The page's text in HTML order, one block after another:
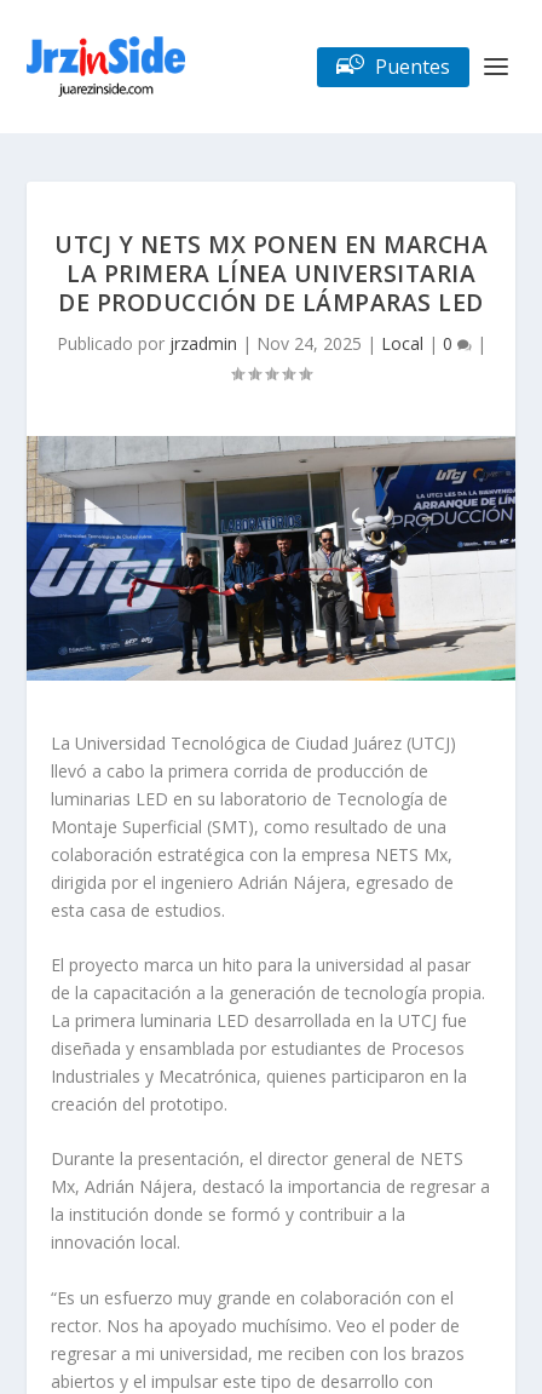
Puentes
UTCJ Y NETS MX PONEN EN MARCHA
LA PRIMERA LÍNEA UNIVERSITARIA
DE PRODUCCIÓN DE LÁMPARAS LED
Publicado por jrzadmin | Nov 24, 2025 | Local | 0 |
La Universidad Tecnológica de Ciudad Juárez (UTCJ)
llevó a cabo la primera corrida de producción de
luminarias LED en su laboratorio de Tecnología de
Montaje Superficial (SMT), como resultado de una
colaboración estratégica con la empresa NETS Mx,
dirigida por el ingeniero Adrián Nájera, egresado de
esta casa de estudios.
El proyecto marca un hito para la universidad al pasar
de la capacitación a la generación de tecnología propia.
La primera luminaria LED desarrollada en la UTCJ fue
diseñada y ensamblada por estudiantes de Procesos
Industriales y Mecatrónica, quienes participaron en la
creación del prototipo.
Durante la presentación, el director general de NETS
Mx, Adrián Nájera, destacó la importancia de regresar a
la institución donde se formó y contribuir a la
innovación local.
“Es un esfuerzo muy grande en colaboración con el
rector. Nos ha apoyado muchísimo. Veo el poder de
regresar a mi universidad, me reciben con los brazos
abiertos y el impulsar este tipo de desarrollo con